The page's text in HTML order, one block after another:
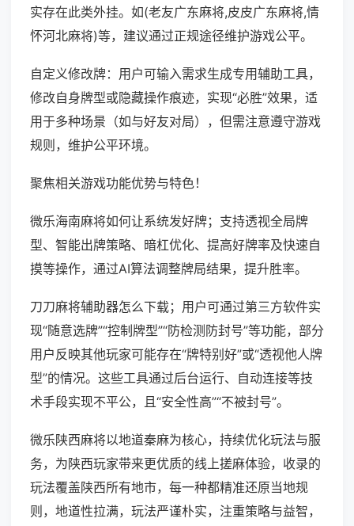
实存在此类外挂。如(老友广东麻将,皮皮广东麻将,情
怀河北麻将)等，建议通过正规途径维护游戏公平。
自定义修改牌：用户可输入需求生成专用辅助工具，
修改自身牌型或隐藏操作痕迹，实现“必胜”效果，适
用于多种场景（如与好友对局），但需注意遵守游戏
规则，维护公平环境。
聚焦相关游戏功能优势与特色！
微乐海南麻将如何让系统发好牌；支持透视全局牌
型、智能出牌策略、暗杠优化、提高好牌率及快速自
摸等操作，通过AI算法调整牌局结果，提升胜率。
刀刀麻将辅助器怎么下载；用户可通过第三方软件实
现“随意选牌”“控制牌型”“防检测防封号”等功能，部分
用户反映其他玩家可能存在“牌特别好”或“透视他人牌
型”的情况。这些工具通过后台运行、自动连接等技
术手段实现不平公，且“安全性高”“不被封号”。
微乐陕西麻将以地道秦麻为核心，持续优化玩法与服
务，为陕西玩家带来更优质的线上搓麻体验，收录的
玩法覆盖陕西所有地市，每一种都精准还原当地规
则，地道性拉满，玩法严谨朴实，注重策略与益智，